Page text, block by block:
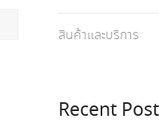
สินค้าและบริการ
Recent